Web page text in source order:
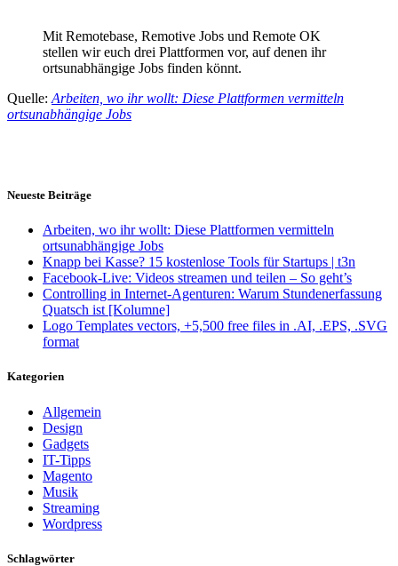
Mit Remotebase, Remotive Jobs und Remote OK
stellen wir euch drei Plattformen vor, auf denen ihr
ortsunabhängige Jobs finden könnt.
Quelle: Arbeiten, wo ihr wollt: Diese Plattformen vermitteln
ortsunabhängige Jobs
Neueste Beiträge
Arbeiten, wo ihr wollt: Diese Plattformen vermitteln
ortsunabhängige Jobs
Knapp bei Kasse? 15 kostenlose Tools für Startups | t3n
Facebook-Live: Videos streamen und teilen – So geht’s
Controlling in Internet-Agenturen: Warum Stundenerfassung
Quatsch ist [Kolumne]
Logo Templates vectors, +5,500 free files in .AI, .EPS, .SVG
format
Kategorien
Allgemein
Design
Gadgets
IT-Tipps
Magento
Musik
Streaming
Wordpress
Schlagwörter